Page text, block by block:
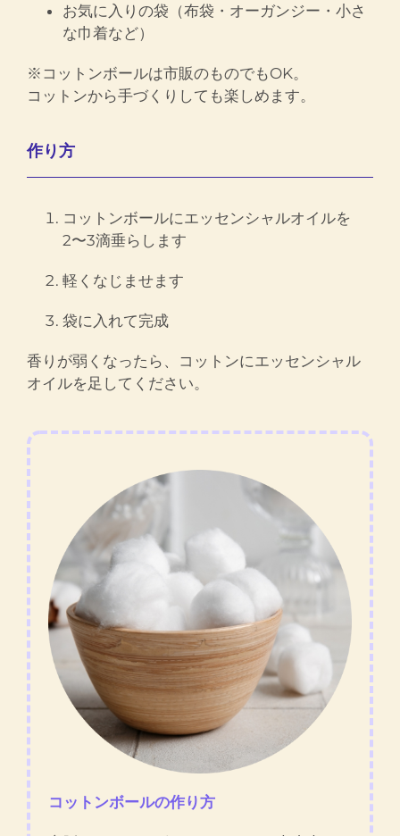
お気に入りの袋（布袋・オーガンジー・小さ
な巾着など）
※コットンボールは市販のものでもOK。
コットンから手づくりしても楽しめます。
作り方
コットンボールにエッセンシャルオイルを
2〜3滴垂らします
軽くなじませます
袋に入れて完成
香りが弱くなったら、コットンにエッセンシャル
オイルを足してください。
コットンボールの作り方